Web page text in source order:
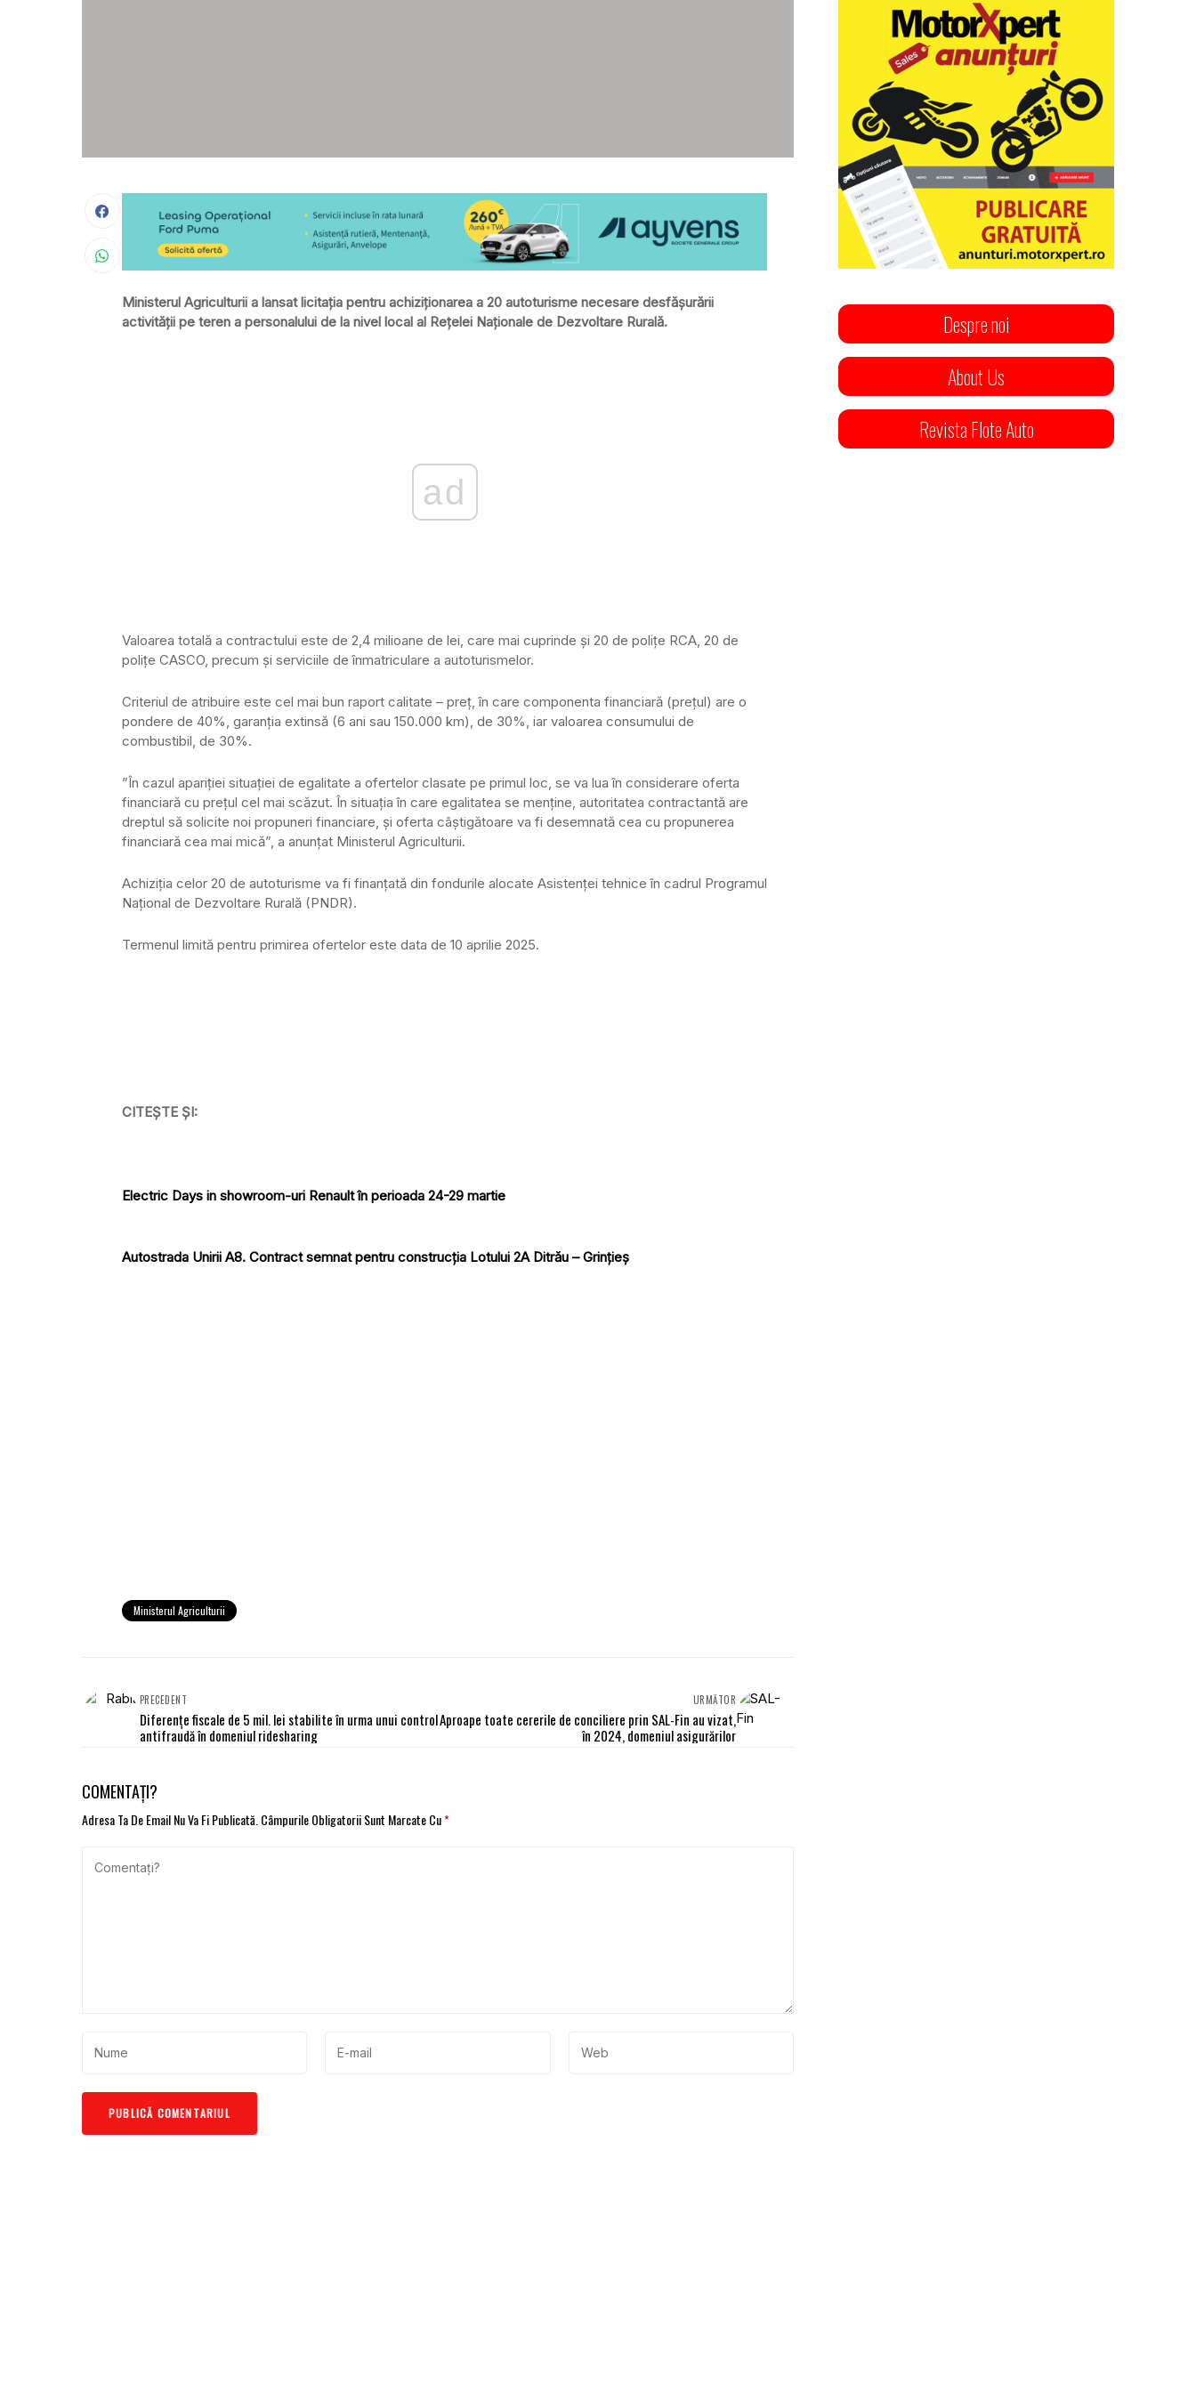
Ministerul Agriculturii a lansat licitația pentru achiziționarea a 20 autoturisme necesare desfășurării
activității pe teren a personalului de la nivel local al Rețelei Naționale de Dezvoltare Rurală.
ad
Valoarea totală a contractului este de 2,4 milioane de lei, care mai cuprinde și 20 de polițe RCA, 20 de
polițe CASCO, precum și serviciile de înmatriculare a autoturismelor.
Criteriul de atribuire este cel mai bun raport calitate – preț, în care componenta financiară (prețul) are o
pondere de 40%, garanția extinsă (6 ani sau 150.000 km), de 30%, iar valoarea consumului de
combustibil, de 30%.
”În cazul apariției situației de egalitate a ofertelor clasate pe primul loc, se va lua în considerare oferta
financiară cu prețul cel mai scăzut. În situația în care egalitatea se menține, autoritatea contractantă are
dreptul să solicite noi propuneri financiare, și oferta câștigătoare va fi desemnată cea cu propunerea
financiară cea mai mică”, a anunțat Ministerul Agriculturii.
Achiziția celor 20 de autoturisme va fi finanțată din fondurile alocate Asistenței tehnice în cadrul Programul
Național de Dezvoltare Rurală (PNDR).
Termenul limită pentru primirea ofertelor este data de 10 aprilie 2025.
CITEȘTE ȘI:
Electric Days in showroom-uri Renault în perioada 24-29 martie
Autostrada Unirii A8. Contract semnat pentru construcția Lotului 2A Ditrău – Grințieș
Ministerul Agriculturii
PRECEDENT
Diferențe fiscale de 5 mil. lei stabilite în urma unui control
antifraudă în domeniul ridesharing
URMĂTOR
Aproape toate cererile de conciliere prin SAL-Fin au vizat,
în 2024, domeniul asigurărilor
COMENTAȚI?
Adresa Ta De Email Nu Va Fi Publicată. Câmpurile Obligatorii Sunt Marcate Cu*
Despre noi
About Us
Revista Flote Auto